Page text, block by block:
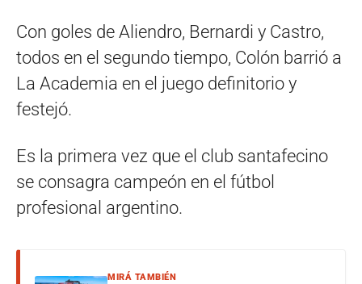
Con goles de Aliendro, Bernardi y Castro,
todos en el segundo tiempo, Colón barrió a
La Academia en el juego definitorio y
festejó.
Es la primera vez que el club santafecino
se consagra campeón en el fútbol
profesional argentino.
MIRÁ TAMBIÉN